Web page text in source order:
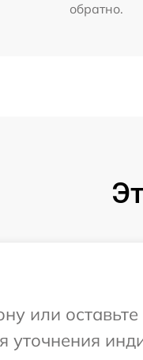
обратно.
или
уточнения